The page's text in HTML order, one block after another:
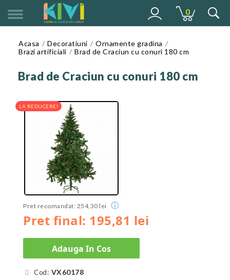
0
Acasa Decoratiuni
Ornamente gradina
Brazi artificiali
Brad de Craciun cu conuri 180 cm
Brad de Craciun cu conuri 180 cm
LA REDUCERE!
Pret final: 195,81 lei
Pret recomandat: 254,30 lei ⓘ
Adauga In Cos
Cod: VX60178